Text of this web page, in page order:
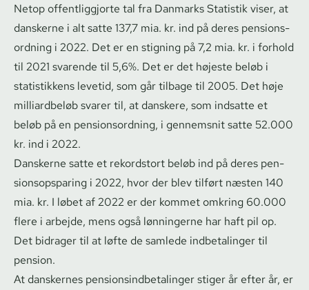
Netop of­fent­lig­gjor­te tal fra Danmarks Statistik viser, at
danskerne i alt satte 137,7 mia. kr. ind på deres pen­sions­
ord­ning i 2022. Det er en stigning på 7,2 mia. kr. i forhold
til 2021 svarende til 5,6%. Det er det højeste beløb i
statistikkens levetid, som går tilbage til 2005. Det høje
milliardbeløb svarer til, at danskere, som indsatte et
beløb på en pen­sions­ord­ning, i gennemsnit satte 52.000
kr. ind i 2022.
Danskerne satte et rekordstort beløb ind på deres pen­
sions­op­spa­ring i 2022, hvor der blev tilført næsten 140
mia. kr. I løbet af 2022 er der kommet omkring 60.000
flere i arbejde, mens også lønningerne har haft pil op.
Det bidrager til at løfte de samlede indbetalinger til
pension.
At danskernes pen­sions­ind­be­ta­lin­ger stiger år efter år, er